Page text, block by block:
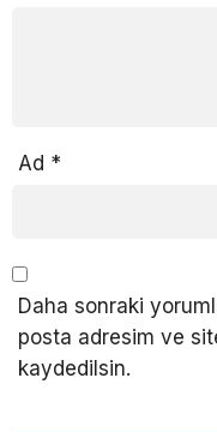
Ad *
Daha sonraki
posta adresim ve
kaydedilsin.